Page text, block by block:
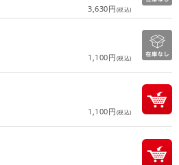
3,630円(税込)
1,100円(税込)
1,100円(税込)